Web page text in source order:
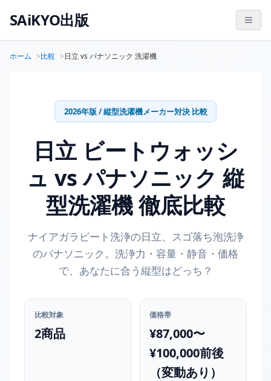
SAiKYO出版
ホーム 比較 日立 vs パナソニック 洗濯機
2026年版 / 縦型洗濯機メーカー対決 比較
日立 ビートウォッシ
ュ vs パナソニック 縦
型洗濯機 徹底比較
ナイアガラビート洗浄の日立、スゴ落ち泡洗浄
のパナソニック。洗浄力・容量・静音・価格
で、あなたに合う縦型はどっち？
比較対象
2商品
価格帯
¥87,000〜
¥100,000前後
（変動あり）